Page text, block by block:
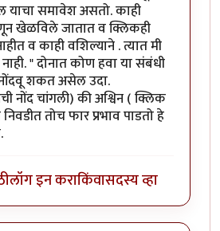
याचा समावेश असतो. काही
खेळविले जातात व क्लिकही
व काही वशिल्याने . त्यात मी
" दोनात कोण हवा या संबंधी
शकत असेल उदा.
नोंद चांगली) की अश्विन ( क्लिक
तोच फार प्रभाव पाडतो हे
लॉग इन कराकिंवासदस्य व्हा